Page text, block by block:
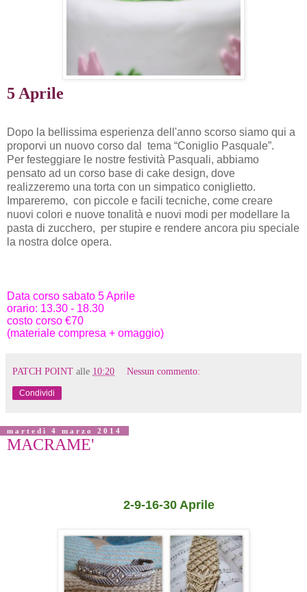
5 Aprile
Dopo la bellissima esperienza dell'anno scorso siamo qui a
proporvi un nuovo corso dal tema “Coniglio Pasquale”.
Per festeggiare le nostre festività Pasquali, abbiamo
pensato ad un corso base di cake design, dove
realizzeremo una torta con un simpatico coniglietto.
Impareremo, con piccole e facili tecniche, come creare
nuovi colori e nuove tonalità e nuovi modi per modellare la
pasta di zucchero, per stupire e rendere ancora piu speciale
la nostra dolce opera.
Data corso sabato 5 Aprile
orario: 13.30 - 18.30
costo corso €70
(materiale compresa + omaggio)
PATCH POINT alle 10:20 Nessun commento:
Condividi
martedì 4 marzo 2014
MACRAME'
2-9-16-30 Aprile